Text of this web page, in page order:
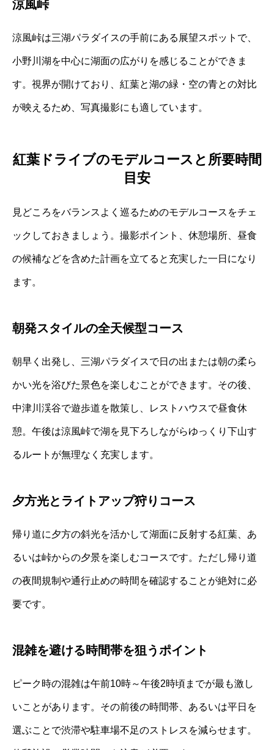
涼風峠
涼風峠は三湖パラダイスの手前にある展望スポットで、
小野川湖を中心に湖面の広がりを感じることができま
す。視界が開けており、紅葉と湖の緑・空の青との対比
が映えるため、写真撮影にも適しています。
紅葉ドライブのモデルコースと所要時間
目安
見どころをバランスよく巡るためのモデルコースをチェ
ックしておきましょう。撮影ポイント、休憩場所、昼食
の候補などを含めた計画を立てると充実した一日になり
ます。
朝発スタイルの全天候型コース
朝早く出発し、三湖パラダイスで日の出または朝の柔ら
かい光を浴びた景色を楽しむことができます。その後、
中津川渓谷で遊歩道を散策し、レストハウスで昼食休
憩。午後は涼風峠で湖を見下ろしながらゆっくり下山す
るルートが無理なく充実します。
夕方光とライトアップ狩りコース
帰り道に夕方の斜光を活かして湖面に反射する紅葉、あ
るいは峠からの夕景を楽しむコースです。ただし帰り道
の夜間規制や通行止めの時間を確認することが絶対に必
要です。
混雑を避ける時間帯を狙うポイント
ピーク時の混雑は午前10時～午後2時頃までが最も激し
いことがあります。その前後の時間帯、あるいは平日を
選ぶことで渋滞や駐車場不足のストレスを減らせます。